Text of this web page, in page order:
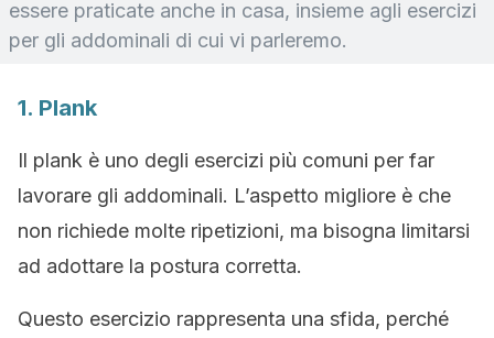
essere praticate anche in casa, insieme agli esercizi
per gli addominali di cui vi parleremo.
1. Plank
Il plank è uno degli esercizi più comuni per far
lavorare gli addominali. L’aspetto migliore è che
non richiede molte ripetizioni, ma bisogna limitarsi
ad adottare la postura corretta.
Questo esercizio rappresenta una sfida, perché